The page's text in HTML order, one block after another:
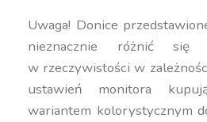
Uwaga! Donice
nieznacznie różnić się
w rzeczywistości w
ustawień monitora
wariantem kolorystycznym